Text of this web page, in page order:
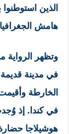
الذين
هامش الجغرافيا
وتظهر الرواية
في مدينة
الخارطة
في كندا. إذ
هوشيلاجا